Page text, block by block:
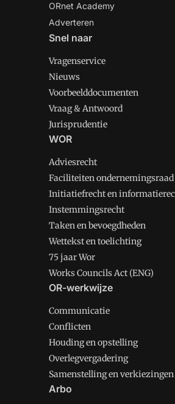
ORnet Academy
Adverteren
Snel naar
Vragenservice
Nieuws
Voorbeelddocumenten
Vraag & Antwoord
Jurisprudentie
WOR
Adviesrecht
Faciliteiten ondernemingsraad
Initiatiefrecht en
Instemmingsrecht
Taken en bevoegdheden
Wettekst en toelichting
75 jaar Wor
Works Councils Act (ENG)
OR-werkwijze
Communicatie
Conflicten
Houding en opstelling
Overlegvergadering
Samenstelling en verkiezingen
Arbo